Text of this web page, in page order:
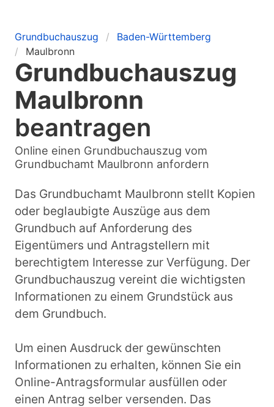
Grundbuchauszug
Baden-Württemberg
Maulbronn
Grundbuchauszug
Maulbronn
beantragen
Online einen Grundbuchauszug vom
Grundbuchamt Maulbronn anfordern
Das Grundbuchamt Maulbronn stellt Kopien
oder beglaubigte Auszüge aus dem
Grundbuch auf Anforderung des
Eigentümers und Antragstellern mit
berechtigtem Interesse zur Verfügung. Der
Grundbuchauszug vereint die wichtigsten
Informationen zu einem Grundstück aus
dem Grundbuch.
Um einen Ausdruck der gewünschten
Informationen zu erhalten, können Sie ein
Online-Antragsformular ausfüllen oder
einen Antrag selber versenden. Das